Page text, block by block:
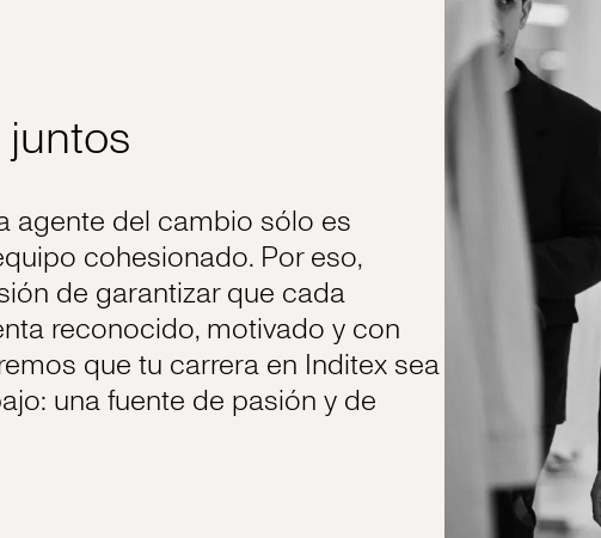
agente del cambio sólo es
cohesionado. Por eso,
de garantizar que cada
reconocido, motivado y con
que tu carrera en Inditex sea
una fuente de pasión y de